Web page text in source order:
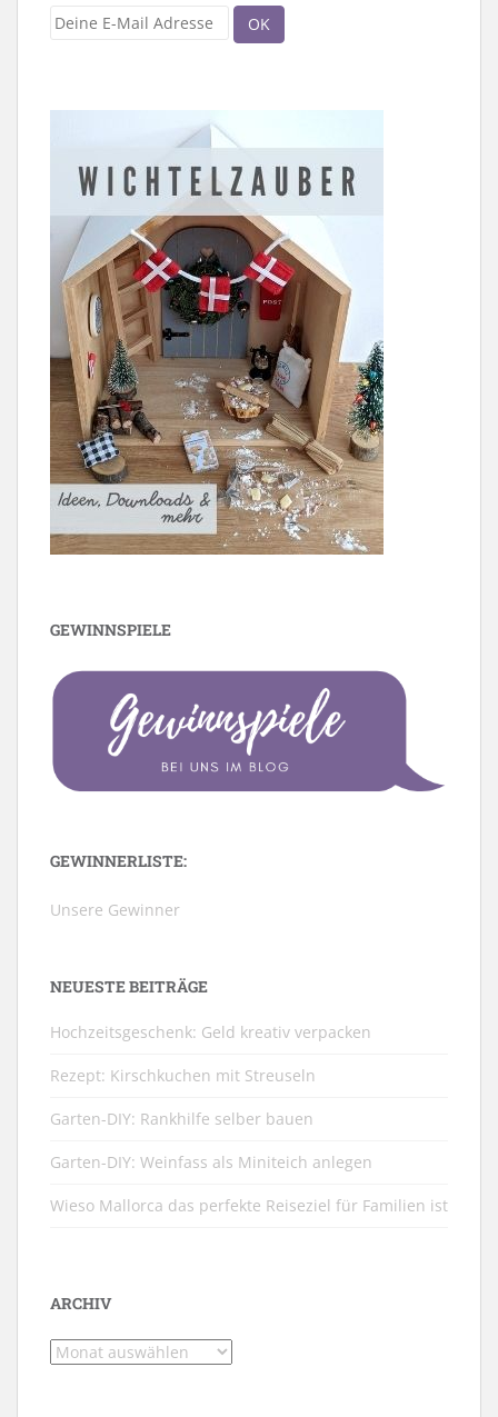
GEWINNSPIELE
GEWINNERLISTE:
Unsere Gewinner
NEUESTE BEITRÄGE
Hochzeitsgeschenk: Geld kreativ verpacken
Rezept: Kirschkuchen mit Streuseln
Garten-DIY: Rankhilfe selber bauen
Garten-DIY: Weinfass als Miniteich anlegen
Wieso Mallorca das perfekte Reiseziel für Familien ist
ARCHIV
Archiv